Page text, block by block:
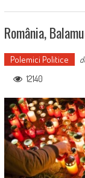
România,
Polemici Politice
12140